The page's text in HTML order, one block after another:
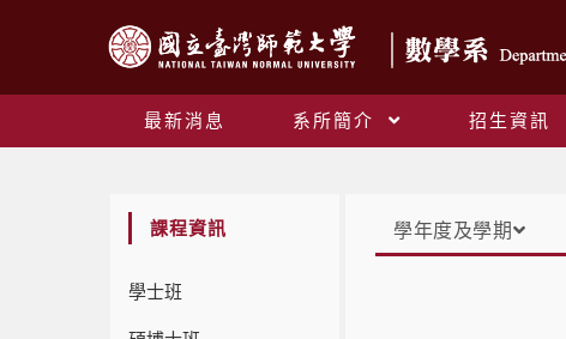
最新消息 系所簡介 招生資訊
課程資訊
學士班
學年度及學期